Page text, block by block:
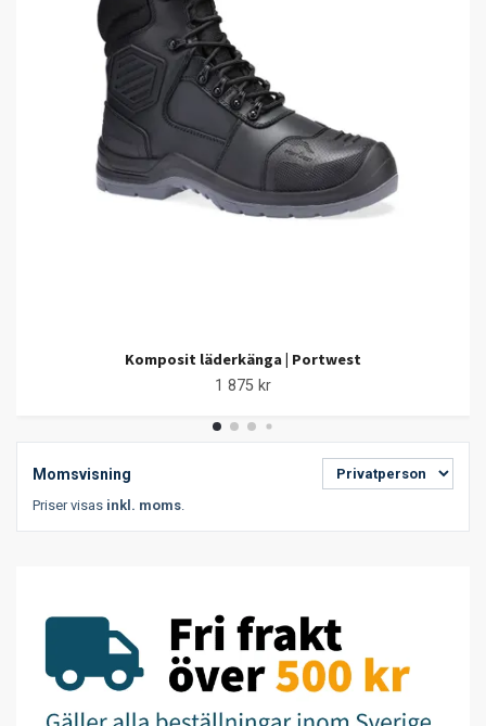
Momsvisning
Priser visas inkl. moms.
Komposit läderkänga | Portwest
1 875 kr